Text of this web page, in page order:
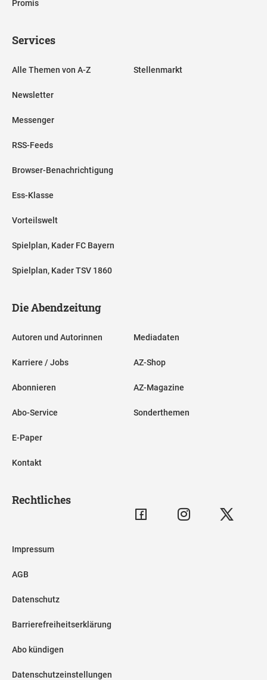
Promis
Services
Alle Themen von A-Z
Newsletter
Messenger
RSS-Feeds
Browser-Benachrichtigung
Ess-Klasse
Vorteilswelt
Spielplan, Kader FC Bayern
Spielplan, Kader TSV 1860
Stellenmarkt
Die Abendzeitung
Autoren und Autorinnen
Karriere / Jobs
Abonnieren
Abo-Service
E-Paper
Kontakt
Mediadaten
AZ-Shop
AZ-Magazine
Sonderthemen
Rechtliches
Impressum
AGB
Datenschutz
Barrierefreiheitserklärung
Abo kündigen
Datenschutzeinstellungen